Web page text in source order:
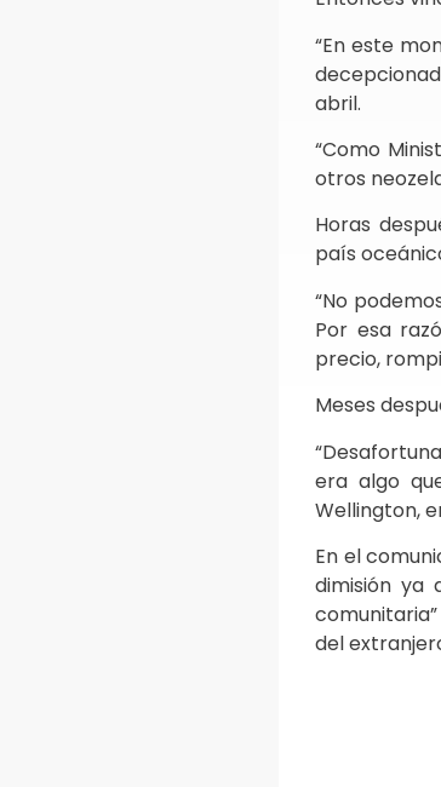
“En este
abril.
“Como
otros
Horas
país
“No
Por esa
precio,
Meses
era algo
Wellington,
En el
dimisión ya
del